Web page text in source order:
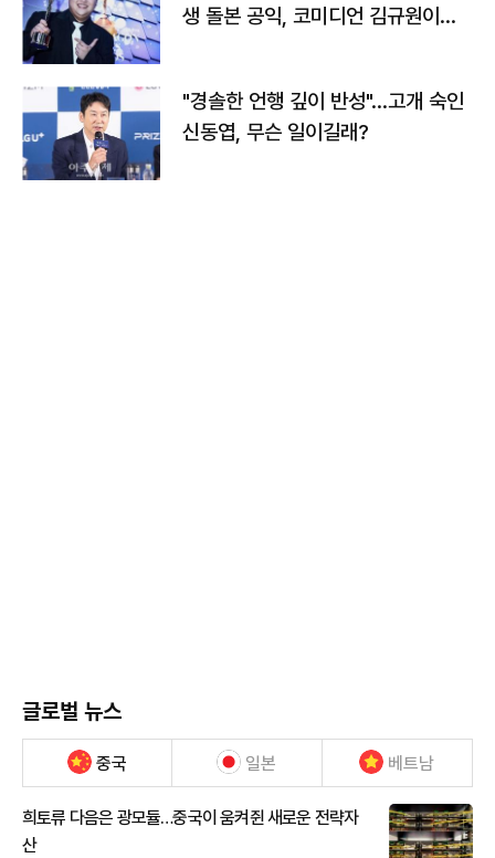
생 돌본 공익, 코미디언 김규원이었
"경솔한 언행 깊이 반성"…고개 숙인
신동엽, 무슨 일이길래?
글로벌 뉴스
중국 일본 베트남
희토류 다음은 광모듈…중국이 움켜쥔 새로운 전략자
산